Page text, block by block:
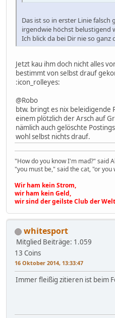
Das ist so in erster Linie
irgendwie höchst belustigend
Ich blick da bei Dir nie so ganz
Jetzt kau ihm doch nicht alles
bestimmt von selbst drauf
:icon_rolleyes:
@Robo
btw. bringt es nix beleidigende
einem plötzlich der Arsch auf
nämlich auch gelöschte
wohl selbst nichts drauf.
"How do you know I'm mad?" said
"you must be," said the cat, "or
Wir ham kein Strom,
wir ham kein Geld,
wir sind der geilste Club der
whitesport
Mitglied Beiträge: 1.059
13 Coins
16 Oktober 2014, 13:33:47
Immer fleißig zitieren ist beim